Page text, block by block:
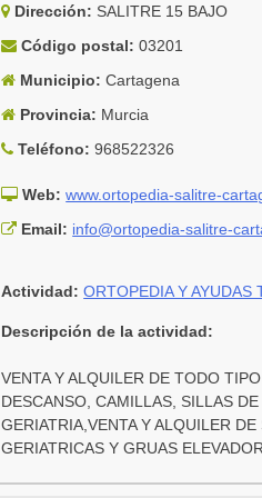
Dirección: SALITRE 15 BAJO
Código postal: 03201
Municipio: Cartagena
Provincia: Murcia
Teléfono: 968522326
Web: www.ortopedia-salitre-
Email: info@ortopedia-salitre-
Actividad:ORTOPEDIA Y AYUDAS
Descripción de la actividad:
VENTA Y ALQUILER DE TODO
DESCANSO, CAMILLAS, SILLAS
GERIATRIA,VENTA Y ALQUILER
GERIATRICAS Y GRUAS